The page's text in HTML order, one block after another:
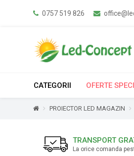
0757 519 826
CATEGORII OFERTE
PROIECTOR LED MAGAZIN
TRANSPORT
La orice comanda